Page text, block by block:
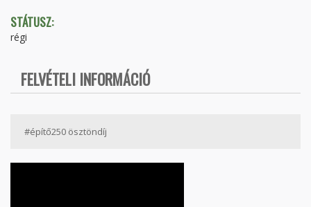
STÁTUSZ:
régi
FELVÉTELI INFORMÁCIÓ
#építő250 ösztöndíj